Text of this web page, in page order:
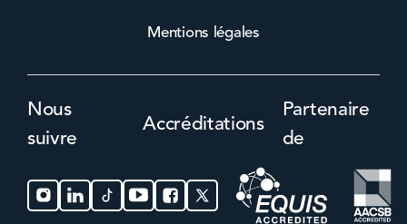
Mentions légales
Nous
suivre
Accréditations
Partenaire
de